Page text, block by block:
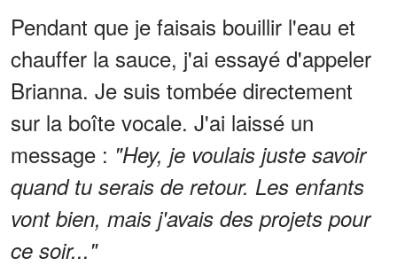
Pendant que je faisais bouillir l'eau et
chauffer la sauce, j'ai essayé d'appeler
Brianna. Je suis tombée directement
sur la boîte vocale. J'ai laissé un
message : "Hey, je voulais juste savoir
quand tu serais de retour. Les enfants
vont bien, mais j'avais des projets pour
ce soir..."